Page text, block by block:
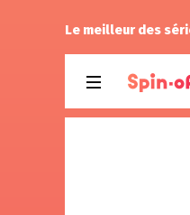
Le meilleur des